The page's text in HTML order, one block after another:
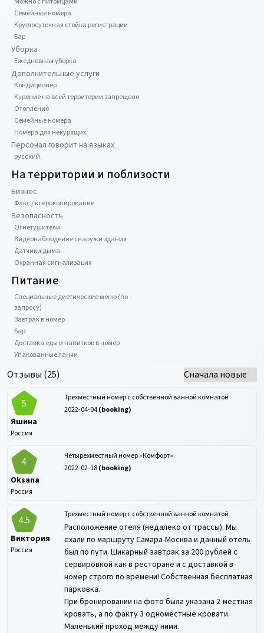
Семейные номера
Круглосуточная стойка регистрации
Бар
Уборка
Ежедневная уборка
Дополнительные услуги
Кондиционер
Курение на всей территории запрещено
Отопление
Семейные номера
Номера для некурящих
Персонал говорит на языках
русский
На территории и поблизости
Бизнес
Факс / ксерокопирование
Безопасность
Огнетушители
Видеонаблюдение снаружи здания
Датчики дыма
Охранная сигнализация
Питание
Специальные диетические меню (по
запросу)
Завтрак в номер
Бар
Доставка еды и напитков в номер
Упакованные ланчи
Отзывы (25)
5
Яшина
Россия
Трехместный номер с собственной ванной комнатой
2022-04-04(booking)
4
Oksana
Россия
Четырехместный номер «Комфорт»
2022-02-18(booking)
4.5
Виктория
Россия
Трехместный номер с собственной ванной комнатой
Расположение отеля (недалеко от трассы). Мы
ехали по маршруту Самара-Москва и данный отель
был по пути. Шикарный завтрак за 200 рублей с
сервировкой как в ресторане и с доставкой в
номер строго по времени! Собственная бесплатная
парковка.
При бронировании на фото была указана 2-местная
кровать, а по факту 3 одноместные кровати.
Маленький проход между ними.